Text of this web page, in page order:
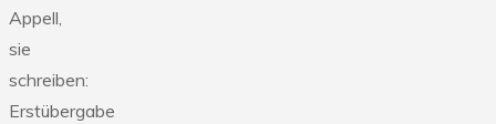
Appell,
sie
schreiben:
Erstübergabe